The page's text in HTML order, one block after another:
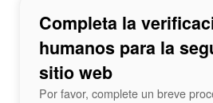
Completa la
humanos para la
sitio web
Por favor, complete un breve